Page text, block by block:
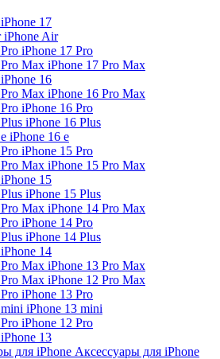
iPhone 17
iPhone Air
iPhone 17 Pro
iPhone 17 Pro Max
iPhone 16
iPhone 16 Pro Max
iPhone 16 Pro
iPhone 16 Plus
iPhone 16 e
iPhone 15 Pro
iPhone 15 Pro Max
iPhone 15
iPhone 15 Plus
iPhone 14 Pro Max
iPhone 14 Pro
iPhone 14 Plus
iPhone 14
iPhone 13 Pro Max
iPhone 12 Pro Max
iPhone 13 Pro
iPhone 13 mini
iPhone 12 Pro
iPhone 13
Аксессуары для iPhone